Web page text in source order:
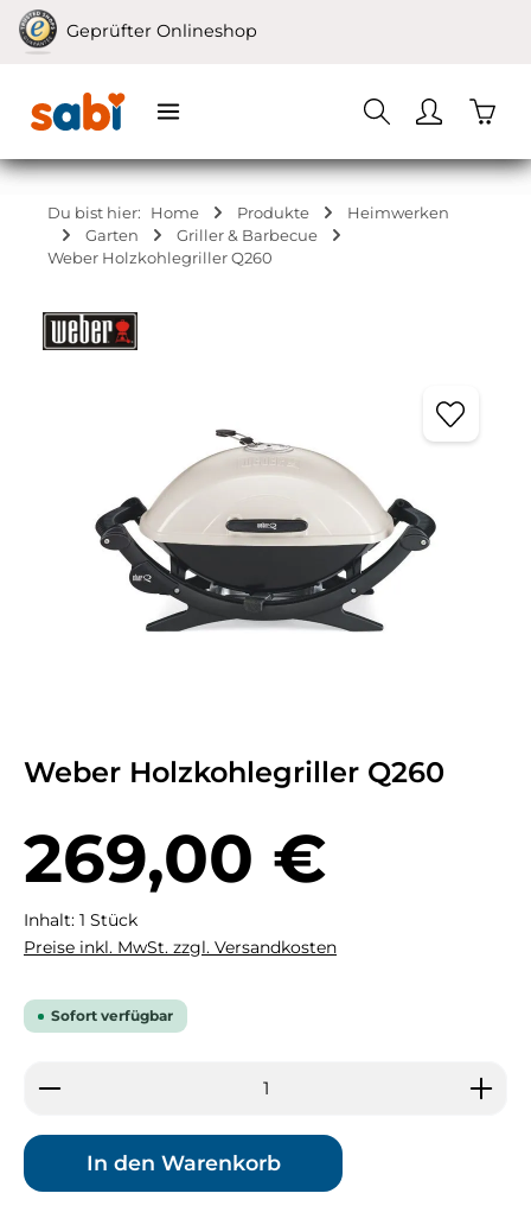
Zum Hauptinhalt springen
Geprüfter Onlineshop
Du bist hier: Home Produkte
Heimwerken
Garten
Griller & Barbecue
Weber Holzkohlegriller Q260
Weber Holzkohlegriller Q260
269,00 €
Inhalt: 1 Stück
Preise inkl. MwSt. zzgl. Versandkosten
Sofort verfügbar
Produkt Anzahl: Gib den gewünschten Wert
In den Warenkorb